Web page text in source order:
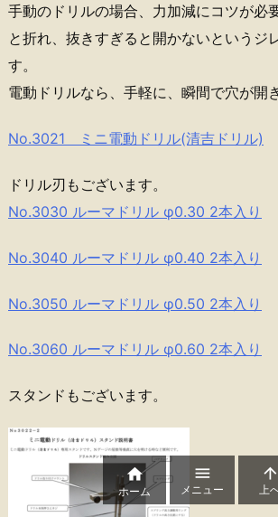
手動のドリルの場合、力加減にコツが必
と折れ、抜きすぎると開かないというジ
す。
電動ドリルなら、手軽に、瞬間で穴が開
No.3021 ミニ電動ドリル(清吉ドリル)
ドリル刃もございます。
No.3030 ルーマドリル φ0.30 2本入り
No.3040 ルーマドリル φ0.40 2本入り
No.3050 ルーマドリル φ0.50 2本入り
No.3060 ルーマドリル φ0.60 2本入り
スタンドもございます。

ホーム

メニュー

上